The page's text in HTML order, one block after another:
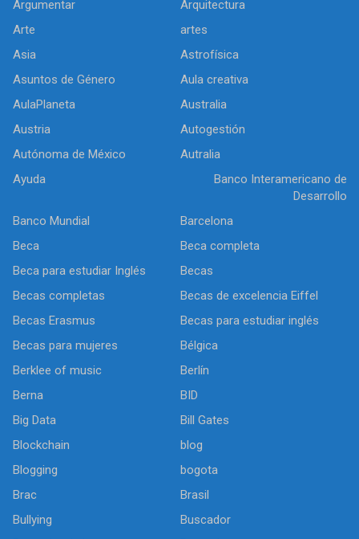
Argumentar
Arquitectura
Arte
artes
Asia
Astrofísica
Asuntos de Género
Aula creativa
AulaPlaneta
Australia
Austria
Autogestión
Autónoma de México
Autralia
Ayuda
Banco Interamericano de
Desarrollo
Banco Mundial
Barcelona
Beca
Beca completa
Beca para estudiar Inglés
Becas
Becas completas
Becas de excelencia Eiffel
Becas Erasmus
Becas para estudiar inglés
Becas para mujeres
Bélgica
Berklee of music
Berlín
Berna
BID
Big Data
Bill Gates
Blockchain
blog
Blogging
bogota
Brac
Brasil
Bullying
Buscador